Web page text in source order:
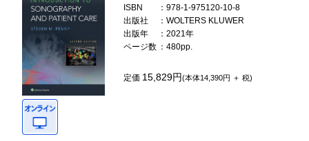
ISBN
：978-1-975120-10-8
出版社
：WOLTERS KLUWER
出版年
：2021年
ページ数 ：480pp.
定価 15,829円(本体14,390円 ＋ 税)